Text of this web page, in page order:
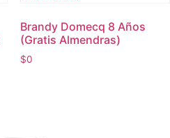
Brandy Domecq 8 Años
(Gratis Almendras)
$0